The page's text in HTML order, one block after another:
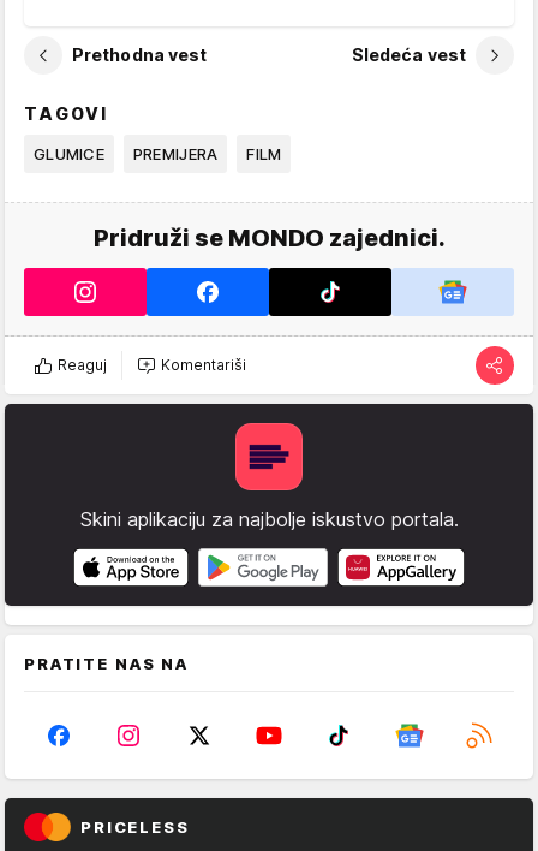
Prethodna vest Sledeća vest
TAGOVI
GLUMICE PREMIJERA FILM
Pridruži se MONDO zajednici.
Reaguj Komentariši
Skini aplikaciju za najbolje iskustvo portala.
PRATITE NAS NA
PRICELESS